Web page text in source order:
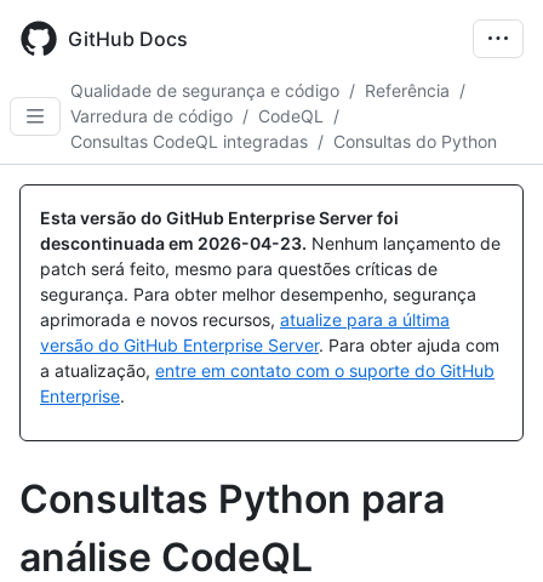
main
GitHub Docs
Qualidade de segurança e código / Referência /
Varredura de código / CodeQL
/
Consultas CodeQL integradas / Consultas do Python
Esta versão do GitHub Enterprise Server foi
descontinuada em 2026-04-23. Nenhum lançamento de
patch será feito, mesmo para questões críticas de
segurança. Para obter melhor desempenho, segurança
aprimorada e novos recursos, atualize para a última
versão do GitHub Enterprise Server. Para obter ajuda com
a atualização, entre em contato com o suporte do GitHub
Enterprise.
Consultas Python para
análise CodeQL